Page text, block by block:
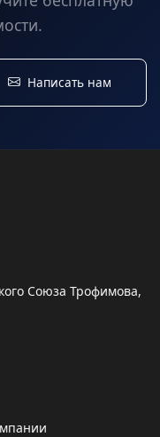
Написать нам
Союза Трофимова,